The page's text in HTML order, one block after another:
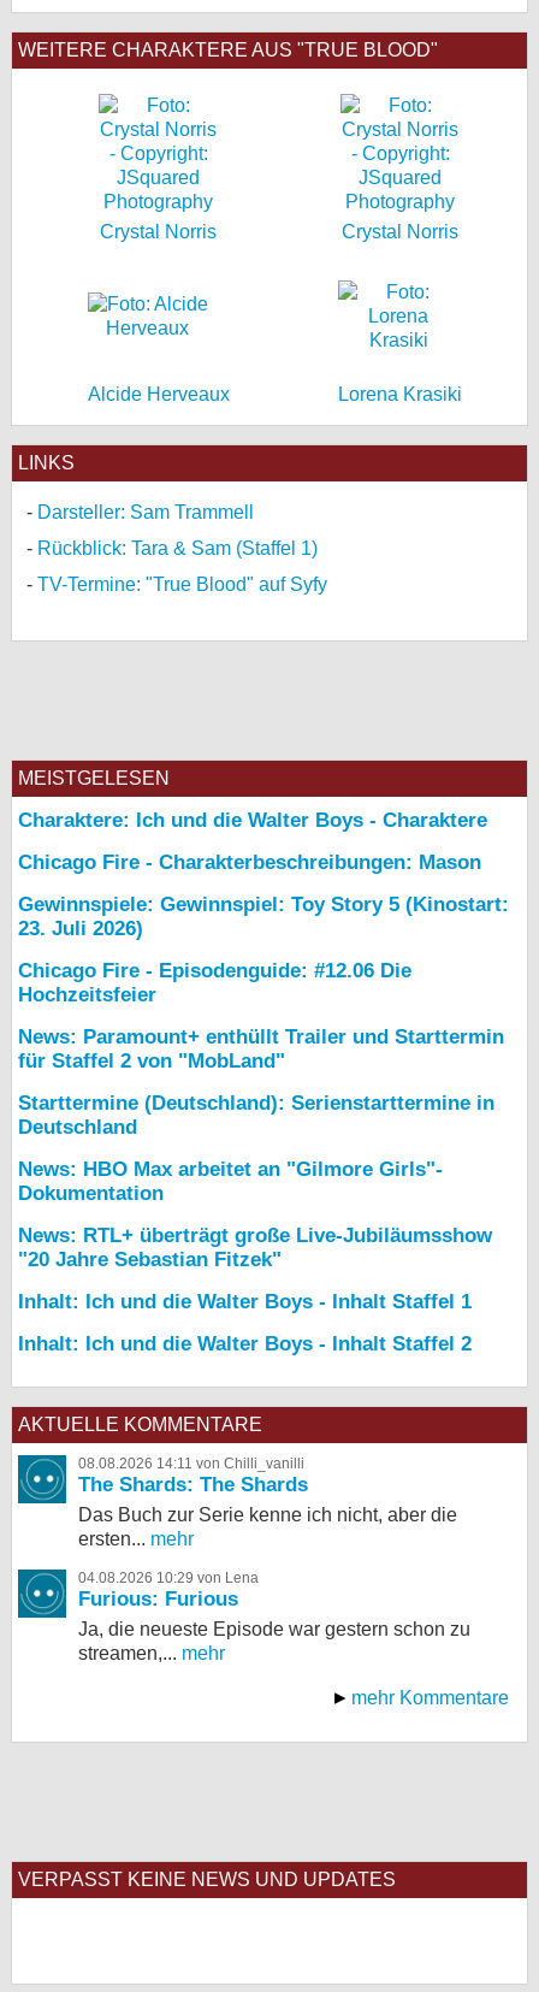
WEITERE CHARAKTERE AUS "TRUE BLOOD"
Crystal Norris Crystal Norris
Alcide Herveaux Lorena Krasiki
LINKS
Darsteller: Sam Trammell
Rückblick: Tara & Sam (Staffel 1)
TV-Termine: "True Blood" auf Syfy
MEISTGELESEN
Charaktere: Ich und die Walter Boys - Charaktere
Chicago Fire - Charakterbeschreibungen: Mason
Gewinnspiele: Gewinnspiel: Toy Story 5 (Kinostart:
23. Juli 2026)
Chicago Fire - Episodenguide: #12.06 Die
Hochzeitsfeier
News: Paramount+ enthüllt Trailer und Starttermin
für Staffel 2 von "MobLand"
Starttermine (Deutschland): Serienstarttermine in
Deutschland
News: HBO Max arbeitet an "Gilmore Girls"-
Dokumentation
News: RTL+ überträgt große Live-Jubiläumsshow
"20 Jahre Sebastian Fitzek"
Inhalt: Ich und die Walter Boys - Inhalt Staffel 1
Inhalt: Ich und die Walter Boys - Inhalt Staffel 2
AKTUELLE KOMMENTARE
08.08.2026 14:11 von Chilli_vanilli
The Shards: The Shards
Das Buch zur Serie kenne ich nicht, aber die
ersten... mehr
04.08.2026 10:29 von Lena
Furious: Furious
Ja, die neueste Episode war gestern schon zu
streamen,... mehr
mehr Kommentare
VERPASST KEINE NEWS UND UPDATES